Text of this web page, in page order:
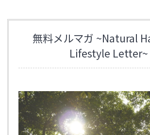
無料メルマガ ~Natural
Lifestyle Letter~